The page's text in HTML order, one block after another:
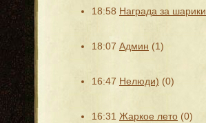
18:58 Награда за шарики
18:07 Админ (1)
16:47 Нелюди) (0)
16:31 Жаркое лето (0)